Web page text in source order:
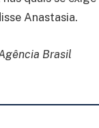
Anastasia.
Brasil